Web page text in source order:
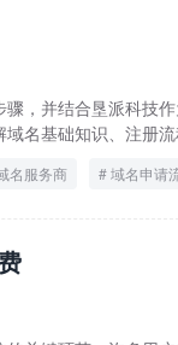
，并结合垦派科技
名基础知识、注册
名服务商 域名申请